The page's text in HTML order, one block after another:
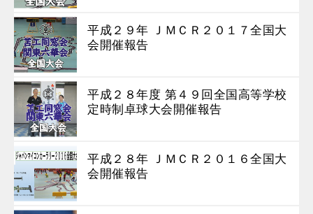
平成２９年 ＪＭＣＲ２０１７全国大
会開催報告
平成２８年度 第４９回全国高等学校
定時制卓球大会開催報告
平成２８年 ＪＭＣＲ２０１６全国大
会開催報告